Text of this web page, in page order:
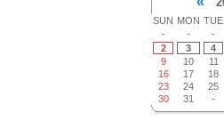
SUN MON TUE
-
- -
2
3 4
9
10 11
16
17 18
23
24 25
30
31 -